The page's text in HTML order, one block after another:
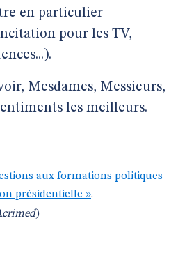
en particulier
pour les TV,
Mesdames, Messieurs,
les meilleurs.
aux formations politiques
présidentielle ».
)